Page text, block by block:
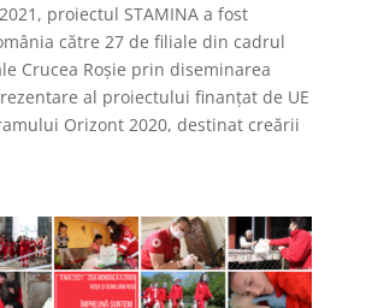
proiectul STAMINA a fost
către 27 de filiale din cadrul
Crucea Roșie prin diseminarea
al proiectului finanțat de UE
Orizont 2020, destinat creării